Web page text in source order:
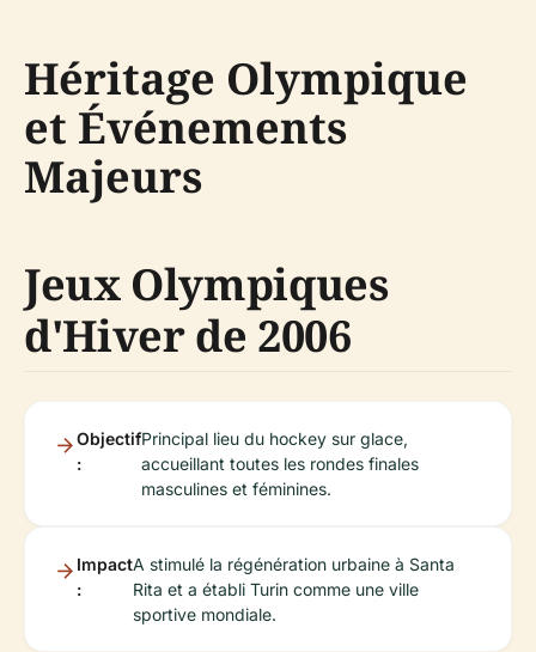
Héritage Olympique
et Événements
Majeurs
Jeux Olympiques
d'Hiver de 2006
Objectif
:
Principal lieu du hockey sur glace,
accueillant toutes les rondes finales
masculines et féminines.
Impact
:
A stimulé la régénération urbaine à Santa
Rita et a établi Turin comme une ville
sportive mondiale.